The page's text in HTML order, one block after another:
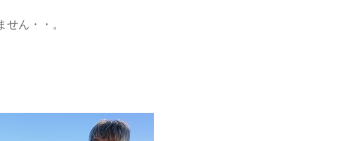
ん・・。